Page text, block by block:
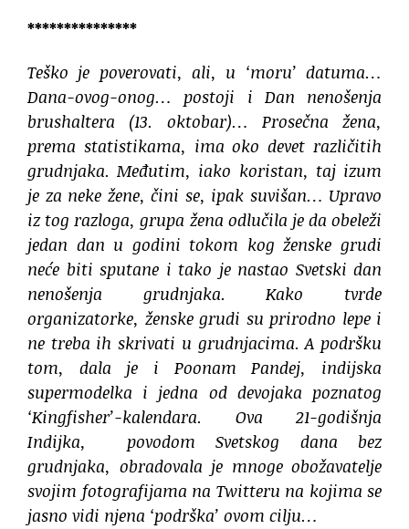
***************
Teško je poverovati, ali, u ‘moru’ datuma…
Dana-ovog-onog… postoji i Dan nenošenja
brushaltera (13. oktobar)… Prosečna žena,
prema statistikama, ima oko devet različitih
grudnjaka. Međutim, iako koristan, taj izum
je za neke žene, čini se, ipak suvišan… Upravo
iz tog razloga, grupa žena odlučila je da obeleži
jedan dan u godini tokom kog ženske grudi
neće biti sputane i tako je nastao Svetski dan
nenošenja grudnjaka. Kako tvrde
organizatorke, ženske grudi su prirodno lepe i
ne treba ih skrivati u grudnjacima. A podršku
tom, dala je i Poonam Pandej, indijska
supermodelka i jedna od devojaka poznatog
‘Kingfisher’-kalendara. Ova 21-godišnja
Indijka, povodom Svetskog dana bez
grudnjaka, obradovala je mnoge obožavatelje
svojim fotografijama na Twitteru na kojima se
jasno vidi njena ‘podrška’ ovom cilju…